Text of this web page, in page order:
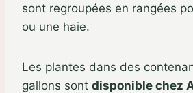
sont regroupées en rangées
ou une haie.
Les plantes dans des
gallons sont disponible chez